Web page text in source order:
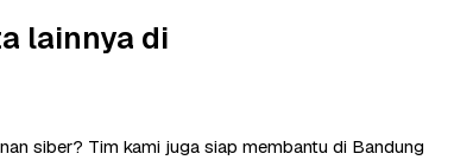
lainnya di
siber? Tim kami juga siap membantu di Bandung